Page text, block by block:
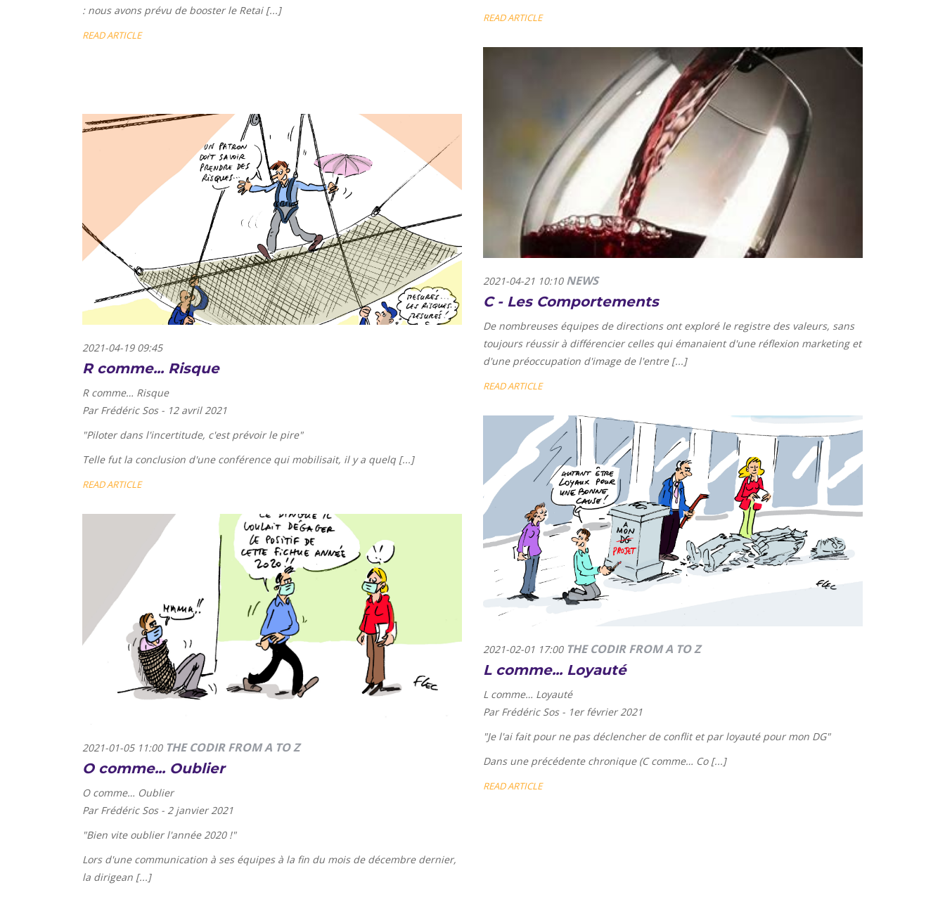
READ ARTICLE
: nous avons prévu de booster le Retai [...]
READ ARTICLE
2021-04-21 10:10 NEWS
C - Les Comportements
De nombreuses équipes de directions ont exploré le registre des valeurs, sans
toujours réussir à différencier celles qui émanaient d'une réflexion marketing et
d'une préoccupation d'image de l'entre [...]
READ ARTICLE
2021-04-19 09:45
R comme... Risque
R comme… Risque
Par Frédéric Sos - 12 avril 2021
"Piloter dans l'incertitude, c'est prévoir le pire"
Telle fut la conclusion d'une conférence qui mobilisait, il y a quelq [...]
READ ARTICLE
2021-02-01 17:00 THE CODIR FROM A TO Z
L comme... Loyauté
L comme… Loyauté
Par Frédéric Sos - 1er février 2021
"Je l'ai fait pour ne pas déclencher de conflit et par loyauté pour mon DG"
Dans une précédente chronique (C comme… Co [...]
READ ARTICLE
2021-01-05 11:00 THE CODIR FROM A TO Z
O comme... Oublier
O comme… Oublier
Par Frédéric Sos - 2 janvier 2021
"Bien vite oublier l'année 2020 !"
Lors d'une communication à ses équipes à la fin du mois de décembre dernier,
la dirigean [...]